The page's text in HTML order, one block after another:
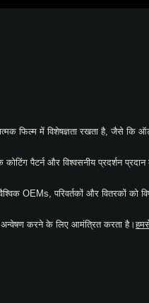
फिल्म में विशेषज्ञता रखता है, जैसे कि
कोटिंग पैटर्न और विश्वसनीय प्रदर्शन
OEMs, परिवर्तकों और वितरकों को
करने के लिए आमंत्रित करता है।